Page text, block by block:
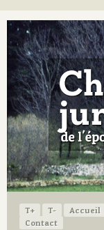
T+ T-
Accueil
Contact